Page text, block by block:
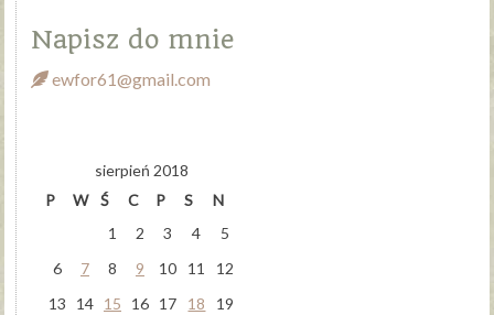
Napisz do mnie
ewfor61@gmail.com
sierpień 2018
P
W Ś C P S
N
1
2 3 4
5
6
7 8 9 10 11
12
13
14 15 16 17 18
19